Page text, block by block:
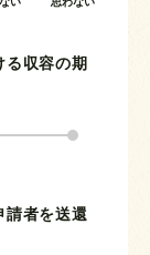
収容の期
請者を送還